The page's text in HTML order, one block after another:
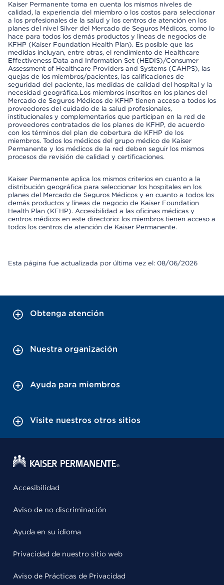
Kaiser Permanente toma en cuenta los mismos niveles de
calidad, la experiencia del miembro o los costos para seleccionar
a los profesionales de la salud y los centros de atención en los
planes del nivel Silver del Mercado de Seguros Médicos, como lo
hace para todos los demás productos y líneas de negocios de
KFHP (Kaiser Foundation Health Plan). Es posible que las
medidas incluyan, entre otras, el rendimiento de Healthcare
Effectiveness Data and Information Set (HEDIS)/Consumer
Assessment of Healthcare Providers and Systems (CAHPS), las
quejas de los miembros/pacientes, las calificaciones de
seguridad del paciente, las medidas de calidad del hospital y la
necesidad geográfica.Los miembros inscritos en los planes del
Mercado de Seguros Médicos de KFHP tienen acceso a todos los
proveedores del cuidado de la salud profesionales,
institucionales y complementarios que participan en la red de
proveedores contratados de los planes de KFHP, de acuerdo
con los términos del plan de cobertura de KFHP de los
miembros. Todos los médicos del grupo médico de Kaiser
Permanente y los médicos de la red deben seguir los mismos
procesos de revisión de calidad y certificaciones.
Kaiser Permanente aplica los mismos criterios en cuanto a la
distribución geográfica para seleccionar los hospitales en los
planes del Mercado de Seguros Médicos y en cuanto a todos los
demás productos y líneas de negocio de Kaiser Foundation
Health Plan (KFHP). Accesibilidad a las oficinas médicas y
centros médicos en este directorio: los miembros tienen acceso a
todos los centros de atención de Kaiser Permanente.
Esta página fue actualizada por última vez el: 08/06/2026
Obtenga atención
Nuestra organización
Ayuda para miembros
Visite nuestros otros sitios
Accesibilidad
Aviso de no discriminación
Ayuda en su idioma
Privacidad de nuestro sitio web
Aviso de Prácticas de Privacidad